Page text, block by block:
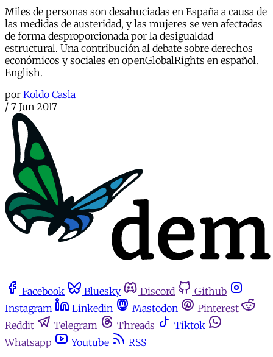
Miles de personas son desahuciadas en España a causa de
las medidas de austeridad, y las mujeres se ven afectadas
de forma desproporcionada por la desigualdad
estructural. Una contribución al debate sobre derechos
económicos y sociales en openGlobalRights en español.
English.
por Koldo Casla
/ 7 Jun 2017
Facebook Bluesky Discord
Github
Instagram
Linkedin Mastodon
Pinterest
Reddit
Telegram Threads
Tiktok
Whatsapp
Youtube
RSS